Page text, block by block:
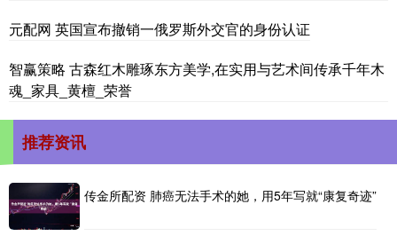
元配网 英国宣布撤销一俄罗斯外交官的身份认证
智赢策略 古森红木雕琢东方美学,在实用与艺术间传承千年木
魂_家具_黄檀_荣誉
推荐资讯
传金所配资 肺癌无法手术的她，用5年写就“康复奇迹”